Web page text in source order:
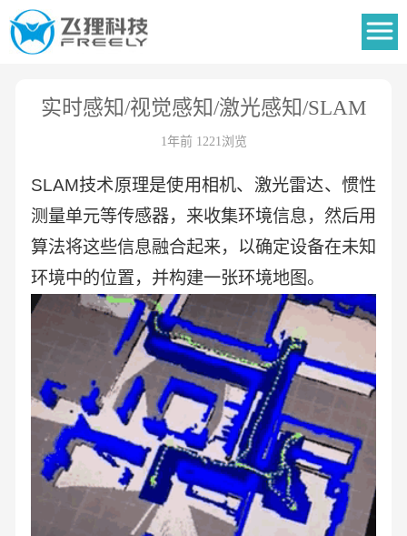
实时感知/视觉感知/激光感知/SLAM
1年前 1221浏览
SLAM技术原理是使用相机、激光雷达、惯性
测量单元等传感器，来收集环境信息，然后用
算法将这些信息融合起来，以确定设备在未知
环境中的位置，并构建一张环境地图。